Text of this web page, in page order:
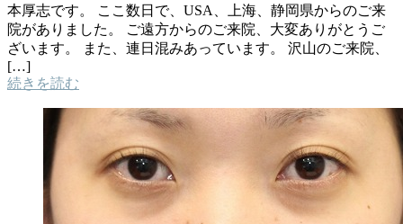
本厚志です。 ここ数日で、USA、上海、静岡県からのご来
院がありました。 ご遠方からのご来院、大変ありがとうご
ざいます。 また、連日混みあっています。 沢山のご来院、
[…]
続きを読む